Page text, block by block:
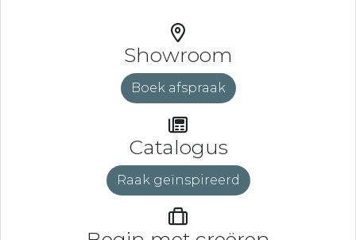
Showroom
Boek afspraak
Catalogus
Raak geïnspireerd